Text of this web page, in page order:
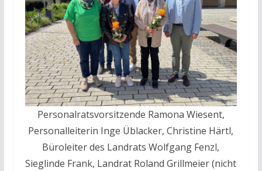
Personalratsvorsitzende Ramona Wiesent,
Personalleiterin Inge Üblacker, Christine Härtl,
Büroleiter des Landrats Wolfgang Fenzl,
Sieglinde Frank, Landrat Roland Grillmeier (nicht